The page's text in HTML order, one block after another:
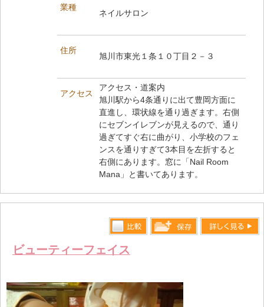
業種
ネイルサロン
住所
旭川市東光１条１０丁目２－３
アクセス
アクセス・道案内
旭川駅から4条通りに出て豊岡方面に
直進し、環状線を通り過ぎます。右側
にセブンイレブンが見えるので、通り
過ぎてすぐ右に曲がり、小学校のフェ
ンスを通りすぎて3本目を左折すると
右側にあります。窓に「Nail Room
Mana」と書いてあります。
ビューティーフェイス
比較す
る
します